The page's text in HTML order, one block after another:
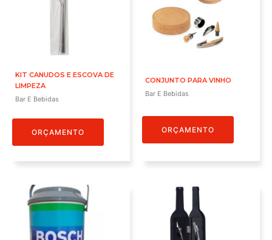
KIT CANUDOS E ESCOVA DE
LIMPEZA
Bar E Bebidas
ORÇAMENTO
CONJUNTO PARA VINHO
Bar E Bebidas
ORÇAMENTO